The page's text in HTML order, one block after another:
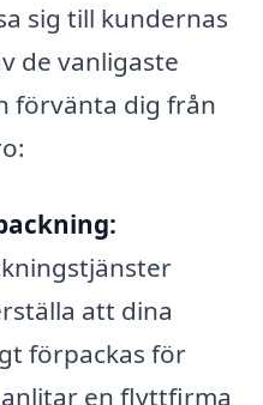
sig till kundernas
de vanligaste
förvänta dig från
att dina
förpackas för
en flyttfirma